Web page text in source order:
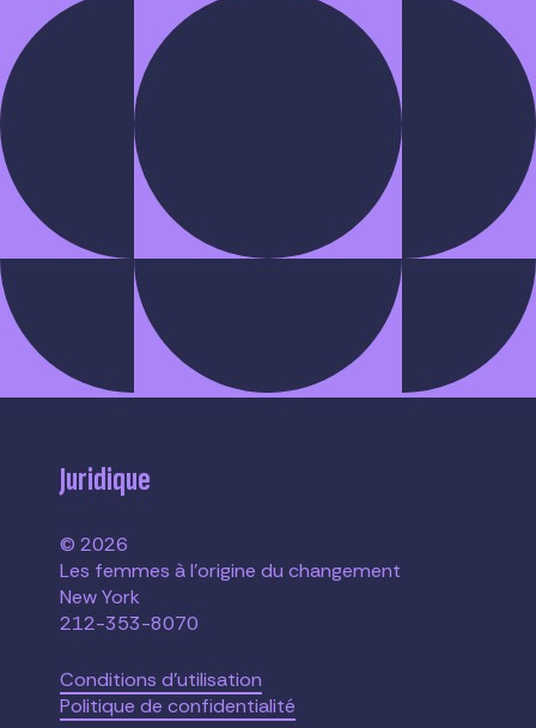
Juridique
© 2026
Les femmes à l'origine du changement
New York
212-353-8070
Conditions d'utilisation
Politique de confidentialité